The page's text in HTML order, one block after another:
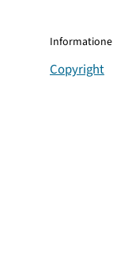
Copyright